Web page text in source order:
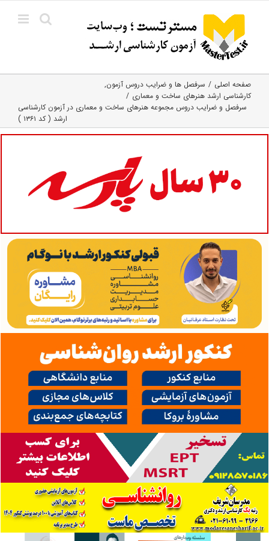
content
صفحه اصلی
سرفصل ها و ضرایب دروس آزمون
کارشناسی ارشد هنرهای ساخت و معماری
سرفصل و ضرایب دروس مجموعه هنرهای ساخت و معماری در آزمون کارشناسی
ارشد ( کد ۱۳۶۱ )